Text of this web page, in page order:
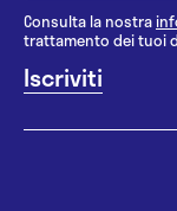
Consulta la nostra
trattamento dei tuoi